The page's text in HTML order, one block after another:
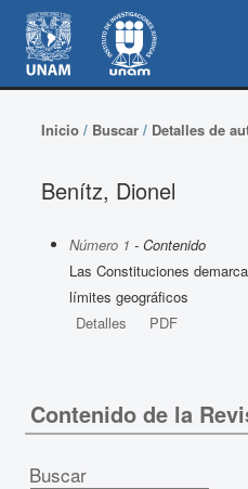
Inicio/ Buscar/ Detalles de
Benítz, Dionel
Número 1 - Contenido
Las Constituciones
límites geográficos
Detalles
PDF
Contenido de la
Buscar